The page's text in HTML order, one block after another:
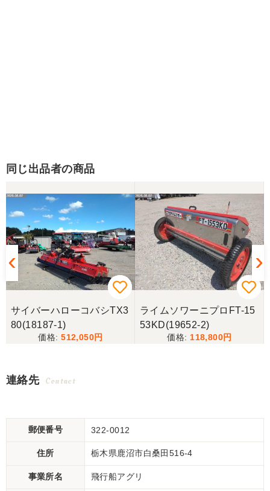
同じ出品者の商品
サイバーハローコバシTX3
80(18187-1)
512,050
ライムソワーニプロFT-15
53KD(19652-2)
118,800
連絡先 Contact
郵便番号 322-0012
住所 栃木県鹿沼市白桑田516-4
事業所名 飛行船アグリ